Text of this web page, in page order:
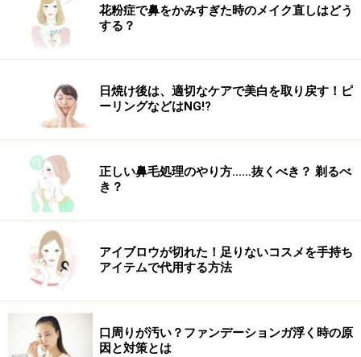
花粉症で鼻をかみすぎた時のメイク直しはどう
する？
日焼け後は、適切なケアで美白を取り戻す！ピ
ーリングなどはNG!?
正しい鼻毛処理のやり方……抜くべき？ 剃るべ
き？
アイブロウが切れた！足りないコスメを手持ち
アイテムで代用する方法
口周りが汚い？ファンデーションガ浮く時の原
因と対策とは